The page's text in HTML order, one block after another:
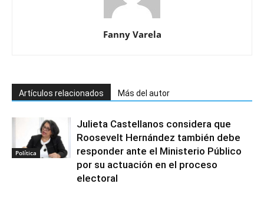
Fanny Varela
Artículos relacionados Más del autor
Política
Julieta Castellanos considera que
Roosevelt Hernández también debe
responder ante el Ministerio Público
por su actuación en el proceso
electoral